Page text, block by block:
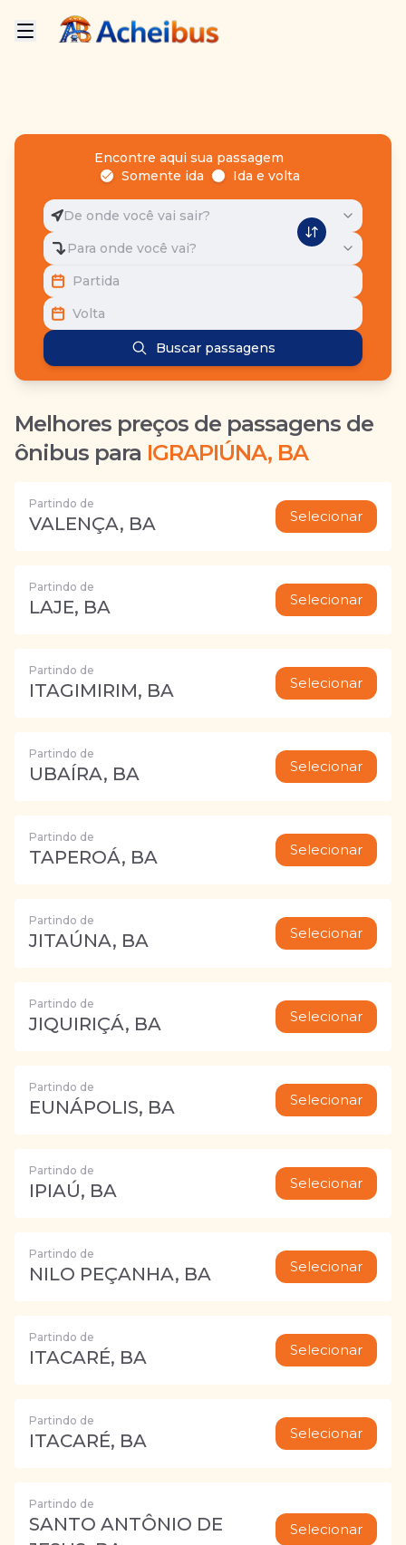
Encontre aqui sua passagem
Somente ida
Ida e volta
De onde você vai sair?
Para onde você vai?
Partida
Volta
Buscar passagens
Melhores preços de passagens de
ônibus para IGRAPIÚNA, BA
Partindo de
VALENÇA, BA Selecionar
Partindo de
LAJE, BA Selecionar
Partindo de
ITAGIMIRIM, BA Selecionar
Partindo de
UBAÍRA, BA Selecionar
Partindo de
TAPEROÁ, BA Selecionar
Partindo de
JITAÚNA, BA Selecionar
Partindo de
JIQUIRIÇÁ, BA Selecionar
Partindo de
EUNÁPOLIS, BA Selecionar
Partindo de
IPIAÚ, BA Selecionar
Partindo de
NILO PEÇANHA, BA Selecionar
Partindo de
ITACARÉ, BA Selecionar
Partindo de
ITACARÉ, BA Selecionar
Partindo de
SANTO ANTÔNIO DE
Selecionar